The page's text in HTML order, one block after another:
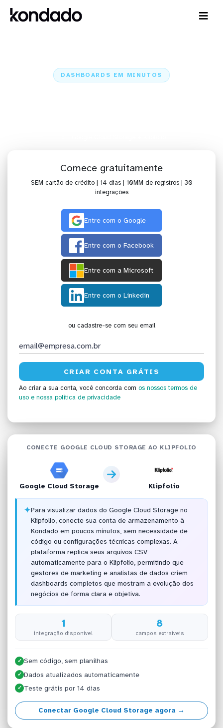
DASHBOARDS EM MINUTOS
Comece gratuitamente
SEM cartão de crédito | 14 dias | 10MM de registros | 30
integrações
Entre com o Google
Entre com o Facebook
Entre com a Microsoft
Entre com o Linkedin
ou cadastre-se com seu email
Ao criar a sua conta, você concorda com os nossos termos de
uso e nossa política de privacidade
CONECTE GOOGLE CLOUD STORAGE AO KLIPFOLIO
Google Cloud Storage Klipfolio
✦Para visualizar dados do Google Cloud Storage no
Klipfolio, conecte sua conta de armazenamento à
Kondado em poucos minutos, sem necessidade de
código ou configurações técnicas complexas. A
plataforma replica seus arquivos CSV
automaticamente para o Klipfolio, permitindo que
gestores de marketing e analistas de dados criem
dashboards completos que mostram a evolução dos
negócios de forma clara e objetiva.
1
integração disponível
8
campos extraíveis
✓ Sem código, sem planilhas
✓ Dados atualizados automaticamente
✓ Teste grátis por 14 dias
Conectar Google Cloud Storage agora →